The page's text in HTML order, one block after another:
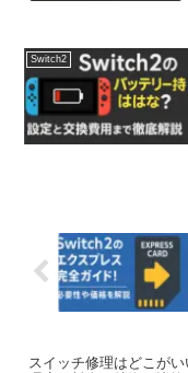
Switch2
スイッチ修理はどこが